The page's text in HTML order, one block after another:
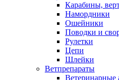
Карабины,
Намордники
Ошейники
Поводки и
Рулетки
Цепи
Шлейки
Ветпрепараты
Ветеринарные